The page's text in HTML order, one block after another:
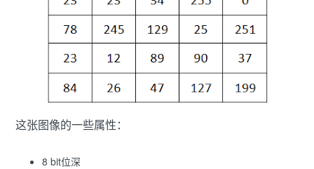
这张图像的一些属性：
8 bit位深